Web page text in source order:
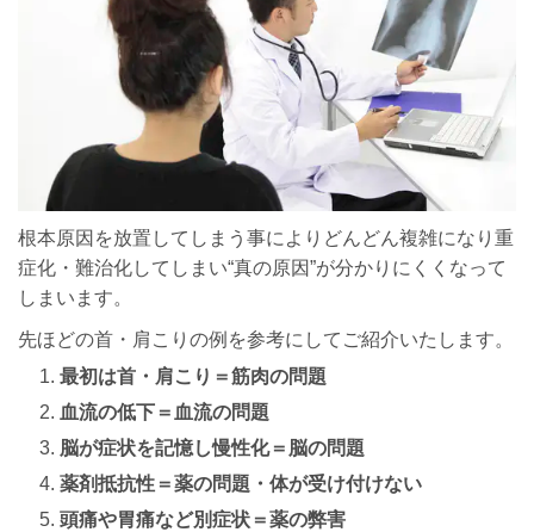
根本原因を放置してしまう事によりどんどん複雑になり重
症化・難治化してしまい“真の原因”が分かりにくくなって
しまいます。
先ほどの首・肩こりの例を参考にしてご紹介いたします。
最初は首・肩こり＝筋肉の問題
血流の低下＝血流の問題
脳が症状を記憶し慢性化＝脳の問題
薬剤抵抗性＝薬の問題・体が受け付けない
頭痛や胃痛など別症状＝薬の弊害